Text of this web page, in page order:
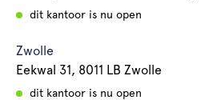
dit kantoor is nu open
Zwolle
Eekwal 31, 8011 LB Zwolle
dit kantoor is nu open